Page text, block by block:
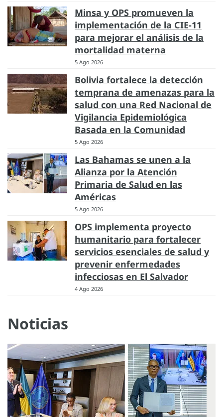
Minsa y OPS promueven la
implementación de la CIE-11
para mejorar el análisis de la
mortalidad materna
5 Ago 2026
Bolivia fortalece la detección
temprana de amenazas para la
salud con una Red Nacional de
Vigilancia Epidemiológica
Basada en la Comunidad
5 Ago 2026
Las Bahamas se unen a la
Alianza por la Atención
Primaria de Salud en las
Américas
5 Ago 2026
OPS implementa proyecto
humanitario para fortalecer
servicios esenciales de salud y
prevenir enfermedades
infecciosas en El Salvador
4 Ago 2026
Noticias